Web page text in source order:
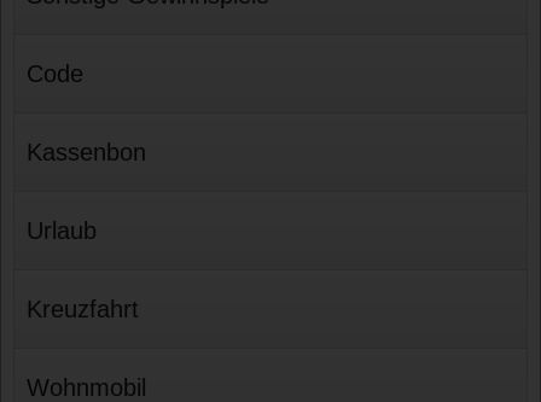
Code
Kassenbon
Urlaub
Kreuzfahrt
Wohnmobil